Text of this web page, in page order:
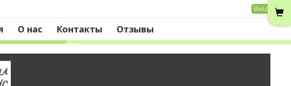
Вход
О нас Контакты Отзывы